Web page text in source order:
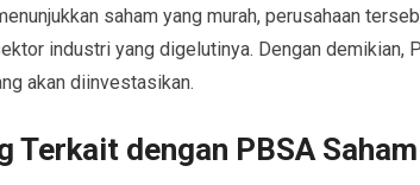
saham yang murah, perusahaan
industri yang digelutinya. Dengan demikian,
akan diinvestasikan.
Terkait dengan PBSA Saham